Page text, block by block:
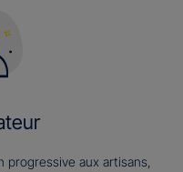
aux artisans,